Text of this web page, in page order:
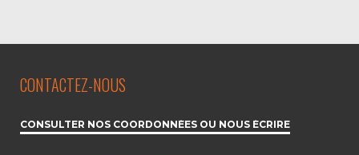
CONTACTEZ-NOUS
CONSULTER NOS COORDONNÉES OU NOUS ÉCRIRE